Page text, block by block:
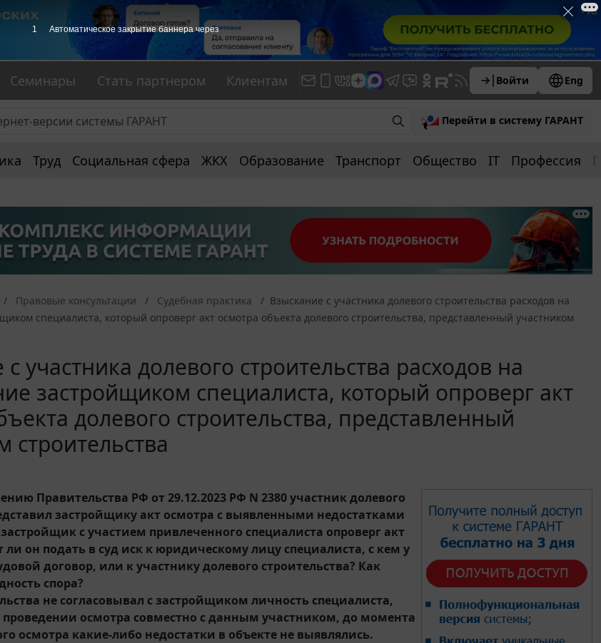
Семинары Стать партнером Клиентам Войти Eng
Перейти в систему ГАРАНТ
Труд Социальная сфера ЖКХ Образование Транспорт Общество IT Профессия
Правовые консультации Судебная практика
Взыскание с участника долевого строительства расходов на
специалиста, который опроверг акт осмотра объекта долевого строительства, представленный участником
участника долевого строительства расходов на
застройщиком специалиста, который опроверг акт
долевого строительства, представленный
строительства
Правительства РФ от 29.12.2023 РФ N 2380 участник долевого
застройщику акт осмотра с выявленными недостатками
с участием привлеченного специалиста опроверг акт
ли он подать в суд иск к юридическому лицу специалиста, с кем у
договор, или к участнику долевого строительства? Как
спора?
не согласовывал с застройщиком личность специалиста,
проведении осмотра совместно с данным участником, до момента
осмотра какие-либо недостатки в объекте не выявлялись.